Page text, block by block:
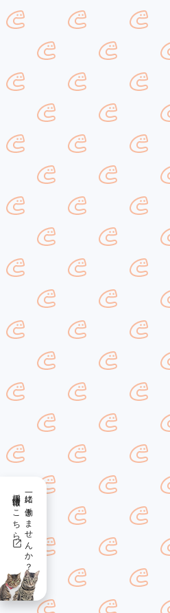
一緒に働きませんか？
採用情報はこちら